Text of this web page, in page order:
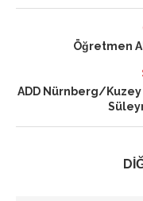
Öğretmen
ADD Nürnberg/Kuzey